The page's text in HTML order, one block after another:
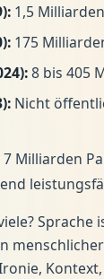
1,5
175
8 bis 405
Nicht
7 Milliarden
Sprache